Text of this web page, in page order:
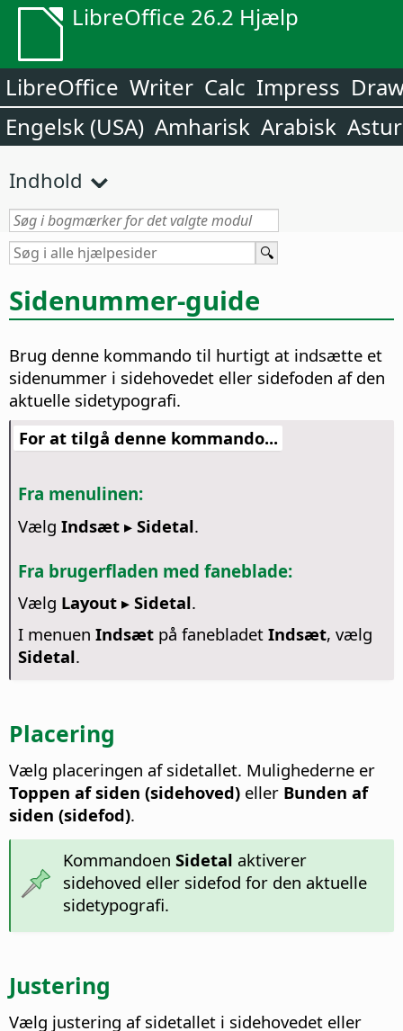
LibreOffice 26.2 Hjælp
LibreOffice Writer Calc Impress
Engelsk (USA) Amharisk Arabisk
Indhold
Sidenummer-guide
Brug denne kommando til hurtigt at indsætte et
sidenummer i sidehovedet eller sidefoden af den
aktuelle sidetypografi.
For at tilgå denne kommando...
Fra menulinen:
Vælg Indsæt ▸ Sidetal.
Fra brugerfladen med faneblade:
Vælg Layout ▸ Sidetal.
I menuen Indsætpå fanebladet Indsæt, vælg
Sidetal.
Placering
Vælg placeringen af sidetallet. Mulighederne er
Toppen af siden (sidehoved) eller Bunden af
siden (sidefod).
Kommandoen Sidetal aktiverer
sidehoved eller sidefod for den aktuelle
sidetypografi.
Justering
Vælg justering af sidetallet i sidehovedet eller